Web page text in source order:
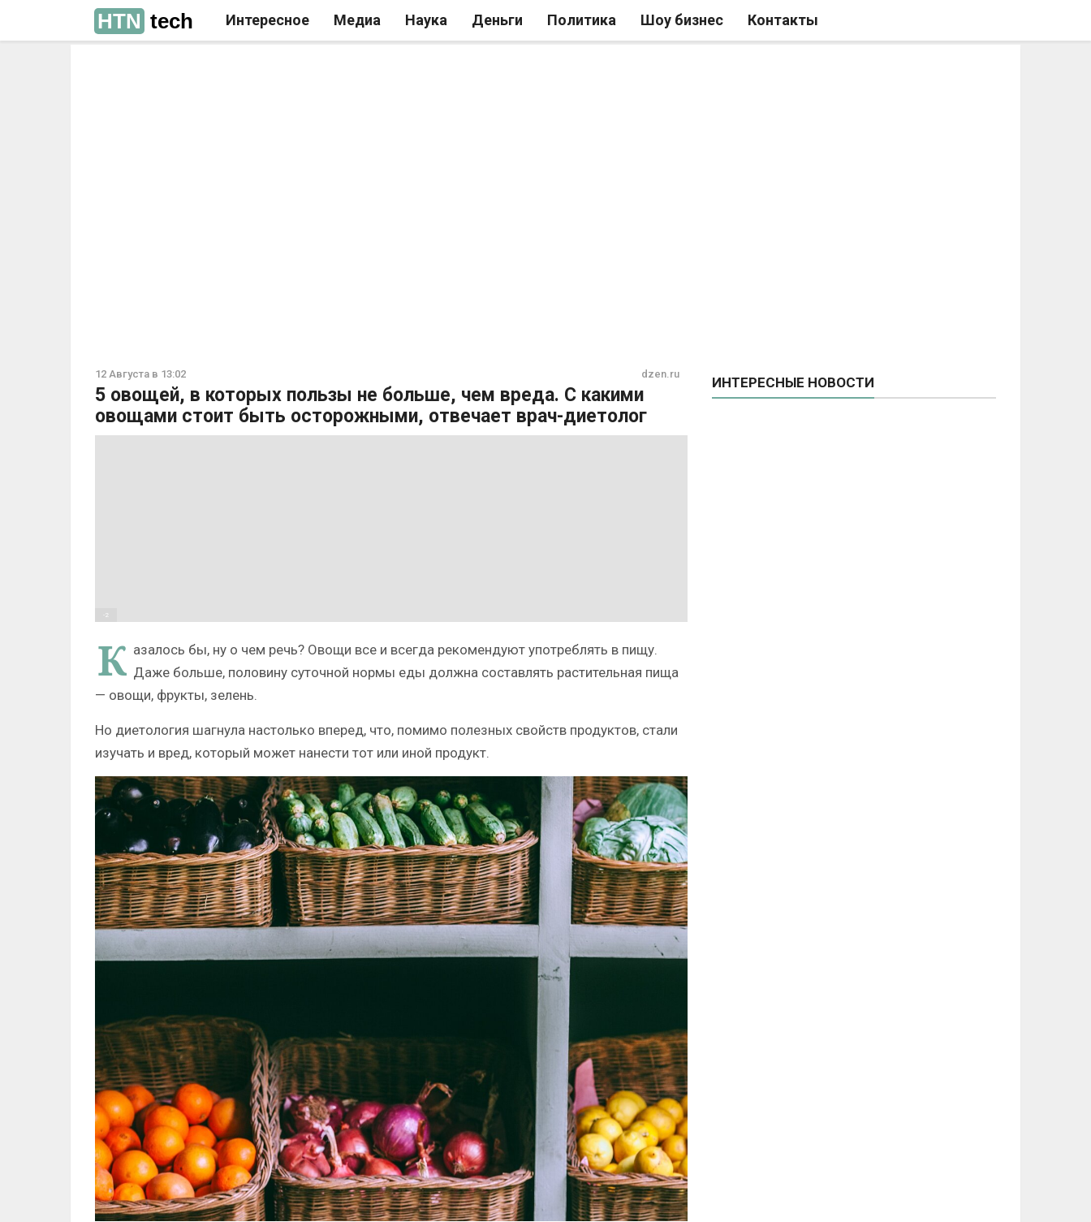
HTN tech Интересное Медиа Наука Деньги Политика Шоу бизнес Контакты
12 Августа в 13:02 dzen.ru
5 овощей, в которых пользы не больше, чем вреда. С какими
овощами стоит быть осторожными, отвечает врач-диетолог
-2
К азалось бы, ну о чем речь? Овощи все и всегда рекомендуют употреблять в пищу.
Даже больше, половину суточной нормы еды должна составлять растительная пища
— овощи, фрукты, зелень.
Но диетология шагнула настолько вперед, что, помимо полезных свойств продуктов, стали
изучать и вред, который может нанести тот или иной продукт.
ИНТЕРЕСНЫЕ НОВОСТИ